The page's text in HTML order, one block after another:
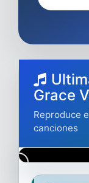
Grace
Reproduce
canciones